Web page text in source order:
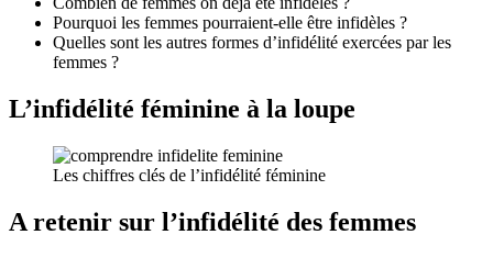
Pourquoi les femmes pourraient-elle être infidèles ?
Quelles sont les autres formes d’infidélité exercées par les
femmes ?
L’infidélité féminine à la loupe
Les chiffres clés de l’infidélité féminine
A retenir sur l’infidélité des femmes